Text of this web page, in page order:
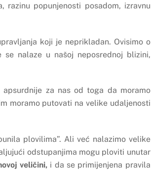
razinu popunjenosti posadom, izravnu
koji je neprikladan. Ovisimo o
nalaze u našoj neposrednoj blizini,
za nas od toga da moramo
moramo putovati na velike udaljenosti
plovilima”. Ali već nalazimo velike
odstupanjima mogu ploviti unutar
veličini, i da se primijenjena pravila